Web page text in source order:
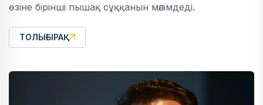
өзіне бірінші пышақ сұққанын мәлімдеді.
ТОЛЫҒЫРАҚ